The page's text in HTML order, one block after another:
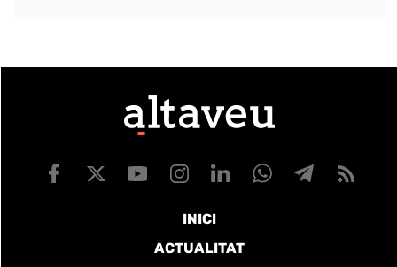
INICI
ACTUALITAT